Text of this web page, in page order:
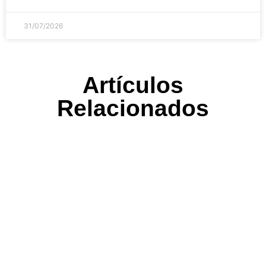
31/07/2026
Artículos
Relacionados